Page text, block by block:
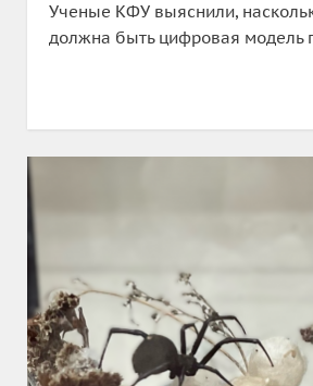
Ученые КФУ выяснили,
должна быть цифровая модель